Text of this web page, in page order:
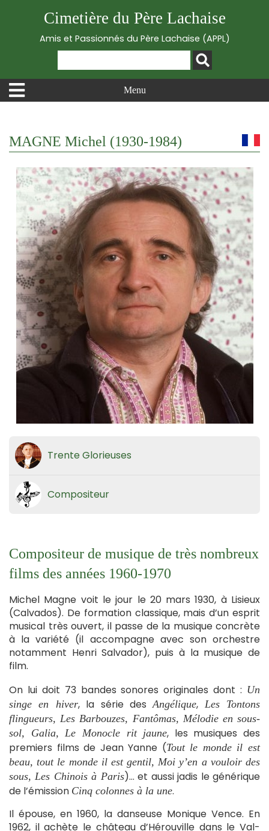
Cimetière du Père Lachaise
Amis et Passionnés du Père Lachaise (APPL)
Menu
MAGNE Michel (1930-1984)
Trente Glorieuses
Compositeur
Compositeur de musique de très nombreux
films des années 1960-1970
Michel Magne voit le jour le 20 mars 1930, à Lisieux
(Calvados). De formation classique, mais d’un esprit
musical très ouvert, il passe de la musique concrète
à la variété (il accompagne avec son orchestre
notamment Henri Salvador), puis à la musique de
film.
On lui doit 73 bandes sonores originales dont : Un
singe en hiver, la série desAngélique, Les Tontons
flingueurs, Les Barbouzes, Fantômas, Mélodie en sous-
sol, Galia, Le Monocle rit jaune, les musiques des
premiers films de Jean Yanne (Tout le monde il est
beau, tout le monde il est gentil, Moi y’en a vouloir des
sous, Les Chinois à Paris)… et aussi jadis le générique
de l’émission Cinq colonnes à la une.
Il épouse, en 1960, la danseuse Monique Vence. En
1962, il achète le château d’Hérouville dans le Val-